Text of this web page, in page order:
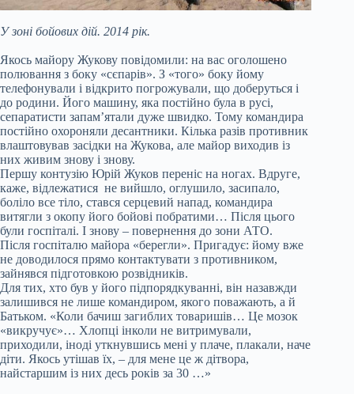
У зоні бойових дій. 2014 рік.
Якось майору Жукову повідомили: на вас оголошено
полювання з боку «сєпарів». З «того» боку йому
телефонували і відкрито погрожували, що доберуться і
до родини. Його машину, яка постійно була в русі,
сепаратисти запам’ятали дуже швидко. Тому командира
постійно охороняли десантники. Кілька разів противник
влаштовував засідки на Жукова, але майор виходив із
них живим знову і знову.
Першу контузію Юрій Жуков переніс на ногах. Вдруге,
каже, відлежатися не вийшло, оглушило, засипало,
боліло все тіло, стався серцевий напад, командира
витягли з окопу його бойові побратими… Після цього
були госпіталі. І знову – повернення до зони АТО.
Після госпіталю майора «берегли». Пригадує: йому вже
не доводилося прямо контактувати з противником,
зайнявся підготовкою розвідників.
Для тих, хто був у його підпорядкуванні, він назавжди
залишився не лише командиром, якого поважають, а й
Батьком. «Коли бачиш загиблих товаришів… Це мозок
«викручує»… Хлопці інколи не витримували,
приходили, іноді уткнувшись мені у плаче, плакали, наче
діти. Якось утішав їх, – для мене це ж дітвора,
найстаршим із них десь років за 30 …»